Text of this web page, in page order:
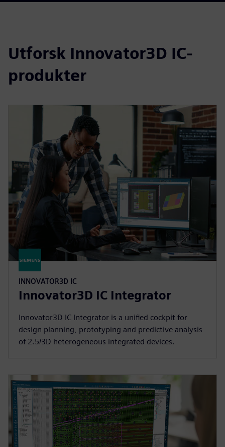
Utforsk Innovator3D IC-
produkter
INNOVATOR3D IC
Innovator3D IC Integrator
Innovator3D IC Integrator is a unified cockpit for
design planning, prototyping and predictive analysis
of 2.5/3D heterogeneous integrated devices.